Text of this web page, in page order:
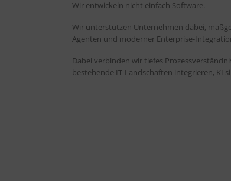
Wir entwickeln nicht einfach Software.
Wir unterstützen Unternehmen dabei,
Agenten und moderner Enterprise-
Dabei verbinden wir tiefes
bestehende IT-Landschaften integrieren, KI